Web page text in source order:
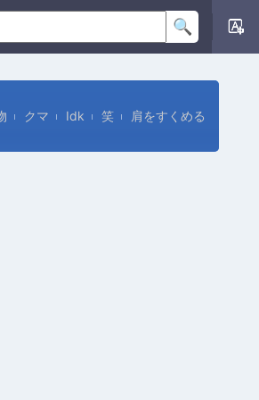
クマ Idk 笑 肩をすくめる